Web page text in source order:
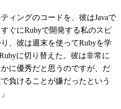
ィングのコードを、彼はJavaで
ぐにRubyで開発する私のスピ
、彼は週末を使ってRubyを学
に切り替えた。彼は非常に
に優秀だと思うのですが、だ
負けることが嫌だったという